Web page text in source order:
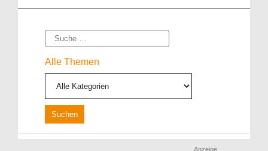
Suche
Alle Themen
Anzeige